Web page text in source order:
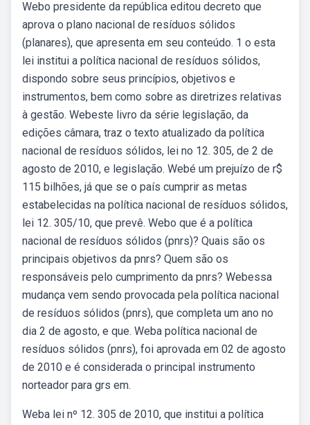
Webo presidente da república editou decreto que
aprova o plano nacional de resíduos sólidos
(planares), que apresenta em seu conteúdo. 1 o esta
lei institui a política nacional de resíduos sólidos,
dispondo sobre seus princípios, objetivos e
instrumentos, bem como sobre as diretrizes relativas
à gestão. Webeste livro da série legislação, da
edições câmara, traz o texto atualizado da política
nacional de resíduos sólidos, lei no 12. 305, de 2 de
agosto de 2010, e legislação. Webé um prejuízo de r$
115 bilhões, já que se o país cumprir as metas
estabelecidas na política nacional de resíduos sólidos,
lei 12. 305/10, que prevê. Webo que é a política
nacional de resíduos sólidos (pnrs)? Quais são os
principais objetivos da pnrs? Quem são os
responsáveis pelo cumprimento da pnrs? Webessa
mudança vem sendo provocada pela política nacional
de resíduos sólidos (pnrs), que completa um ano no
dia 2 de agosto, e que. Weba política nacional de
resíduos sólidos (pnrs), foi aprovada em 02 de agosto
de 2010 e é considerada o principal instrumento
norteador para grs em.
Weba lei nº 12. 305 de 2010, que institui a política